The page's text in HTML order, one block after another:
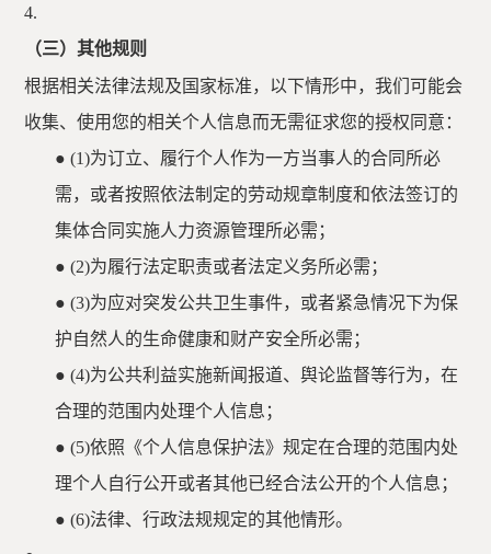
4.
（三）其他规则
根据相关法律法规及国家标准，以下情形中，我们可能会
收集、使用您的相关个人信息而无需征求您的授权同意：
●(1)为订立、履行个人作为一方当事人的合同所必
需，或者按照依法制定的劳动规章制度和依法签订的
集体合同实施人力资源管理所必需；
●(2)为履行法定职责或者法定义务所必需；
●(3)为应对突发公共卫生事件，或者紧急情况下为保
护自然人的生命健康和财产安全所必需；
●(4)为公共利益实施新闻报道、舆论监督等行为，在
合理的范围内处理个人信息；
●(5)依照《个人信息保护法》规定在合理的范围内处
理个人自行公开或者其他已经合法公开的个人信息；
●(6)法律、行政法规规定的其他情形。